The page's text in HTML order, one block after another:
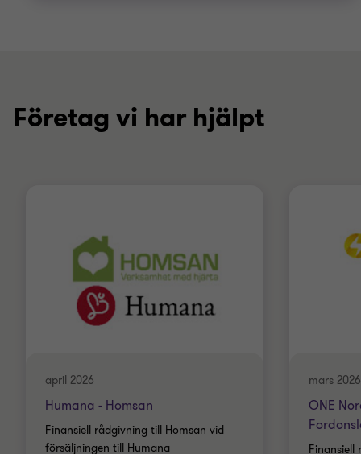
Företag vi har hjälpt
april 2026
Humana - Homsan
Finansiell rådgivning till Homsan vid
försäljningen till Humana
mars 2026
ONE
Finansiell